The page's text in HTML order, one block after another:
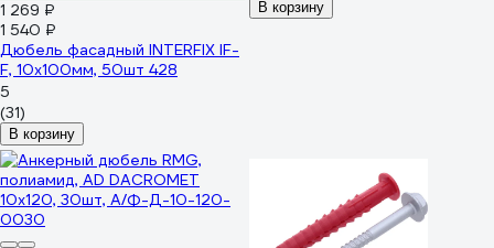
1 269 ₽
1 540 ₽
Дюбель фасадный INTERFIX IF-
F, 10х100мм, 50шт 428
5
(31)
В корзину
В корзину